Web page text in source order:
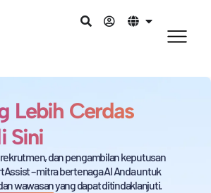
Lebih Cerdas
Sini
dan pengambilan keputusan
– mitra bertenaga AI Anda untuk
wawasan yang dapat ditindaklanjuti.